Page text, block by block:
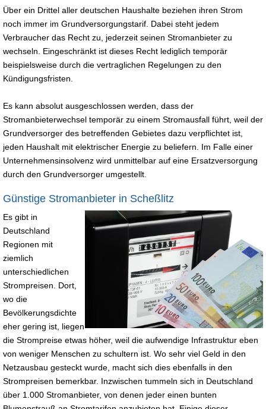
Über ein Drittel aller deutschen Haushalte beziehen ihren Strom
noch immer im Grundversorgungstarif. Dabei steht jedem
Verbraucher das Recht zu, jederzeit seinen Stromanbieter zu
wechseln. Eingeschränkt ist dieses Recht lediglich temporär
beispielsweise durch die vertraglichen Regelungen zu den
Kündigungsfristen.
Es kann absolut ausgeschlossen werden, dass der
Stromanbieterwechsel temporär zu einem Stromausfall führt, weil der
Grundversorger des betreffenden Gebietes dazu verpflichtet ist,
jeden Haushalt mit elektrischer Energie zu beliefern. Im Falle einer
Unternehmensinsolvenz wird unmittelbar auf eine Ersatzversorgung
durch den Grundversorger umgestellt.
Günstige Stromanbieter in Scheßlitz
Es gibt in
Deutschland
Regionen mit
ziemlich
unterschiedlichen
Strompreisen. Dort,
wo die
Bevölkerungsdichte
eher gering ist, liegen
die Strompreise etwas höher, weil die aufwendige Infrastruktur eben
von weniger Menschen zu schultern ist. Wo sehr viel Geld in den
Netzausbau gesteckt wurde, macht sich dies ebenfalls in den
Strompreisen bemerkbar. Inzwischen tummeln sich in Deutschland
über 1.000 Stromanbieter, von denen jeder einen bunten